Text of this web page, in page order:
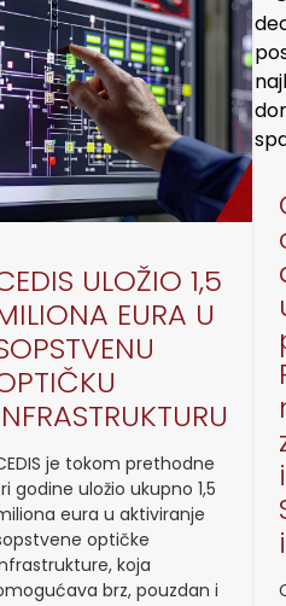
ULOŽIO 1,5
EURA U
je tokom prethodne
godine uložio ukupno 1,5
eura u aktiviranje
optičke
koja
brz, pouzdan i